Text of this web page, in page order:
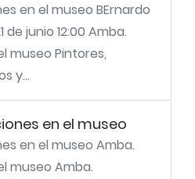
en el museo BErnardo
junio 12:00 Amba.
museo Pintores,
y...
en el museo
en el museo Amba.
museo Amba.